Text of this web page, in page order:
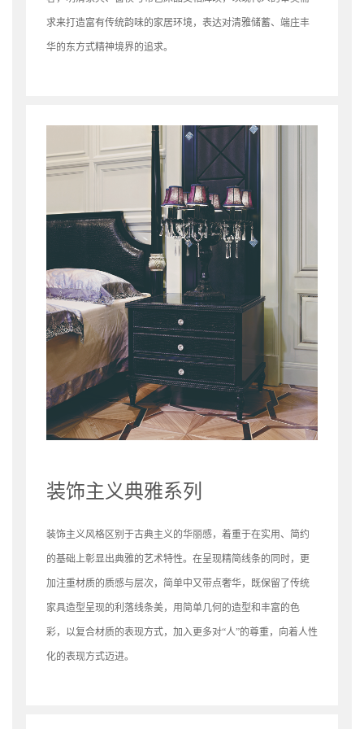
求来打造富有传统韵味的家居环境，表达对清雅储蓄、端庄丰
华的东方式精神境界的追求。
装饰主义典雅系列
装饰主义风格区别于古典主义的华丽感，着重于在实用、简约
的基础上彰显出典雅的艺术特性。在呈现精简线条的同时，更
加注重材质的质感与层次，简单中又带点奢华，既保留了传统
家具造型呈现的利落线条美，用简单几何的造型和丰富的色
彩，以复合材质的表现方式，加入更多对“人”的尊重，向着人性
化的表现方式迈进。